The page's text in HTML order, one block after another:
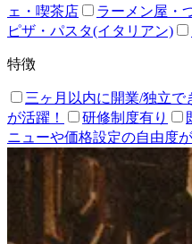
ェ・喫茶店
ラーメン屋・
ピザ・パスタ(イタリアン)
特徴
三ヶ月以内に開業/独立で
が活躍！
研修制度有り
ニューや価格設定の自由度